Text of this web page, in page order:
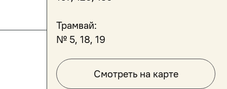
Трамвай:
№ 5, 18, 19
Смотреть на карте